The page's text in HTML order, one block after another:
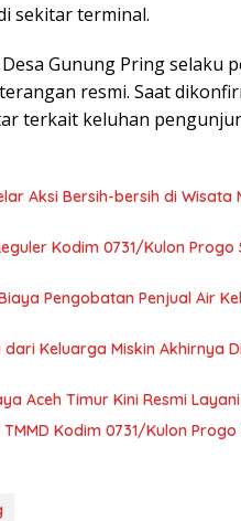
sekitar terminal.
Gunung Pring selaku
resmi. Saat
terkait keluhan
Aksi Bersih-bersih di Wisata
Kodim 0731/Kulon
Pengobatan Penjual Air
Keluarga Miskin Akhirnya
Kodim 0731/Kulon